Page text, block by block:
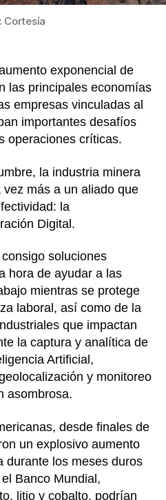
Cortesía
exponencial de
las principales economías
empresas vinculadas al
importantes desafíos
operaciones críticas.
la industria minera
más a un aliado que
la
Digital.
soluciones
hora de ayudar a las
mientras se protege
laboral, así como de la
que impactan
la captura y analítica de
Artificial,
y monitoreo
asombrosa.
desde finales de
un explosivo aumento
durante los meses duros
Banco Mundial,
litio y cobalto, podrían